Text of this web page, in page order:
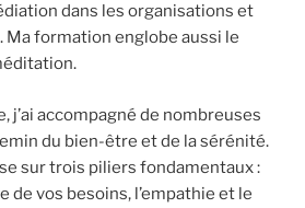
dans les organisations et
formation englobe aussi le
j’ai accompagné de nombreuses
du bien-être et de la sérénité.
sur trois piliers fondamentaux :
de vos besoins, l’empathie et le